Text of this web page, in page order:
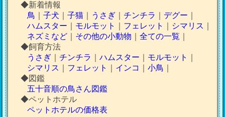
◆新着情報
鳥
子犬 子猫 うさぎ チンチラ デグー
ハムスター
モルモット フェレット シマリス
ネズミなど
その他の小動物 全ての一覧
◆飼育方法
うさぎ
チンチラ ハムスター モルモット
シマリス
フェレット インコ 小鳥
◆図鑑
五十音順の鳥さん図鑑
◆ペットホテル
ペットホテルの価格表